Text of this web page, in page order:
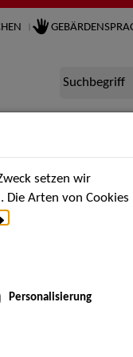
Suchbegriff
Portfolio
setzen wir
Die Arten von Cookies
Personalisierung